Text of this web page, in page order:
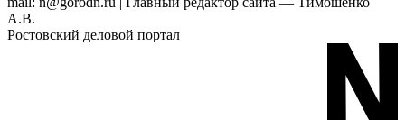
А.В.
Ростовский деловой портал